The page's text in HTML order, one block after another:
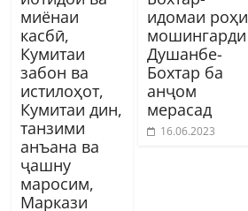
миёнаи
касбӣ,
Кумитаи
забон ва
истилоҳот,
Кумитаи дин,
танзими
анъана ва
ҷашну
маросим,
Маркази
идомаи роҳи
мошингарди
Душанбе-
Бохтар ба
анҷом
мерасад
16.06.2023